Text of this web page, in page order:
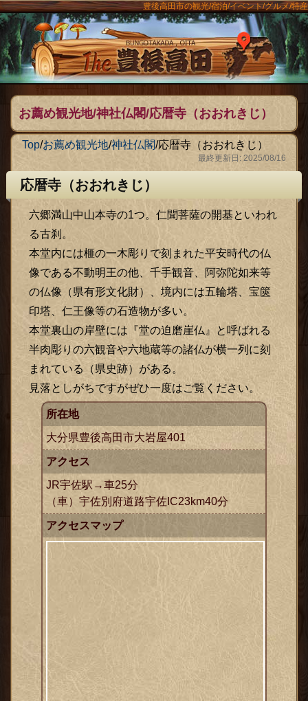
豊後高田市の観光/宿泊/イベント/グルメ/特産
The豊後
お薦め観光地/神社仏閣/応暦寺（おおれきじ）
Top/お薦め観光地/神社仏閣/応暦寺（おおれきじ）
最終更新日: 2025/08/16
応暦寺（おおれきじ）
六郷満山中山本寺の1つ。仁聞菩薩の開基といわれ
る古刹。
本堂内には榧の一木彫りで刻まれた平安時代の仏
像である不動明王の他、千手観音、阿弥陀如来等
の仏像（県有形文化財）、境内には五輪塔、宝篋
印塔、仁王像等の石造物が多い。
本堂裏山の岸壁には『堂の迫磨崖仏』と呼ばれる
半肉彫りの六観音や六地蔵等の諸仏が横一列に刻
まれている（県史跡）がある。
見落としがちですがぜひ一度はご覧ください。
所在地
大分県豊後高田市大岩屋401
アクセス
JR宇佐駅→車25分
（車）宇佐別府道路宇佐IC23km40分
アクセスマップ
メニュー